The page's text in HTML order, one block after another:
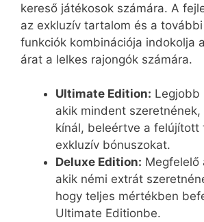
kereső játékosok számára. A
az exkluzív tartalom és a
funkciók kombinációja indokolja
árat a lelkes rajongók számára.
Ultimate Edition: Legjobb
akik mindent
kínál, beleértve a felújított
exkluzív bónuszokat.
Deluxe Edition: Megfelelő
akik némi extrát
hogy teljes mértékben
Ultimate Editionbe.